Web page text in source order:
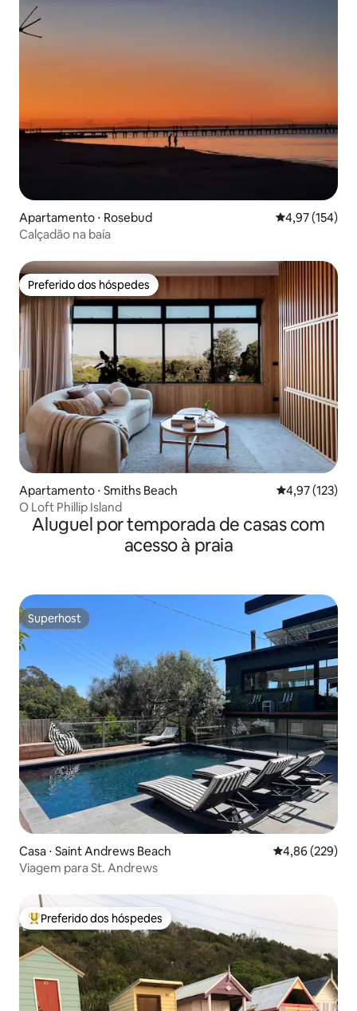
Apartamento ⋅ Rosebud 4,97 de uma
4,97 (154)
Calçadão na baía
Preferido dos hóspedes
Preferido dos hóspedes
Apartamento ⋅ Smiths Beach 4,97 de uma
4,97 (123)
O Loft Phillip Island
Aluguel por temporada de casas com
acesso à praia
Superhost
Superhost
Casa ⋅ Saint Andrews Beach 4,86 de uma
4,86 (229)
Viagem para St. Andrews
Entre os melhores preferidos dos hóspedes
Preferido dos hóspedes